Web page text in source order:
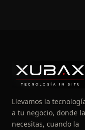
Llevamos la
a tu negocio, donde la
necesitas, cuando la